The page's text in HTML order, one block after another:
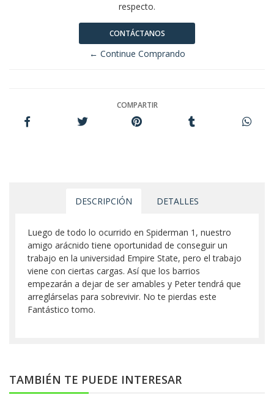
respecto.
CONTÁCTANOS
← Continue Comprando
COMPARTIR
DESCRIPCIÓN DETALLES
Luego de todo lo ocurrido en Spiderman 1, nuestro
amigo arácnido tiene oportunidad de conseguir un
trabajo en la universidad Empire State, pero el trabajo
viene con ciertas cargas. Así que los barrios
empezarán a dejar de ser amables y Peter tendrá que
arreglárselas para sobrevivir. No te pierdas este
Fantástico tomo.
TAMBIÉN TE PUEDE INTERESAR